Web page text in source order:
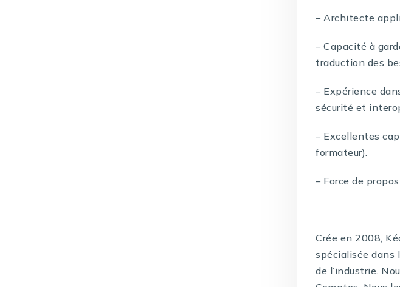
– Architecte
– Capacité à
traduction des
– Expérience
sécurité et
– Excellentes
formateur).
– Force de
Crée en 2008,
spécialisée dans
de l’industrie.